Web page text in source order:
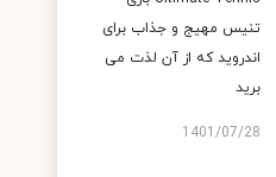
تنیس مهیج و جذاب برای
اندروید که از آن لذت می
برید
1401/07/28